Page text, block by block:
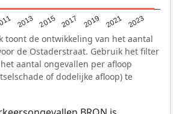
2013 2015 2017 2019 2021 2023
toont de ontwikkeling van het aantal
de Ostaderstraat. Gebruik het filter
aantal ongevallen per afloop
of dodelijke afloop) te